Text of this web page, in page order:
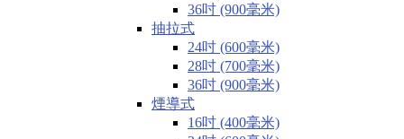
36吋 (900毫米)
抽拉式
24吋 (600毫米)
28吋 (700毫米)
36吋 (900毫米)
煙導式
16吋 (400毫米)